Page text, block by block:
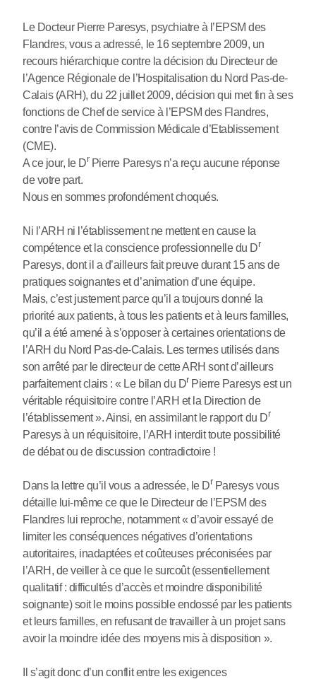
Le Docteur Pierre Paresys, psychiatre à l’EPSM des
Flandres, vous a adressé, le 16 septembre 2009, un
recours hiérarchique contre la décision du Directeur de
l’Agence Régionale de l’Hospitalisation du Nord Pas-de-
Calais (ARH), du 22 juillet 2009, décision qui met fin à ses
fonctions de Chef de service à l’EPSM des Flandres,
contre l’avis de Commission Médicale d’Etablissement
(CME).
A ce jour, le Dr Pierre Paresys n’a reçu aucune réponse
de votre part.
Nous en sommes profondément choqués.
Ni l’ARH ni l’établissement ne mettent en cause la
compétence et la conscience professionnelle du Dr
Paresys, dont il a d’ailleurs fait preuve durant 15 ans de
pratiques soignantes et d’animation d’une équipe.
Mais, c’est justement parce qu’il a toujours donné la
priorité aux patients, à tous les patients et à leurs familles,
qu’il a été amené à s’opposer à certaines orientations de
l’ARH du Nord Pas-de-Calais. Les termes utilisés dans
son arrêté par le directeur de cette ARH sont d’ailleurs
parfaitement clairs : « Le bilan du Dr Pierre Paresys est un
véritable réquisitoire contre l’ARH et la Direction de
l’établissement ». Ainsi, en assimilant le rapport du Dr
Paresys à un réquisitoire, l’ARH interdit toute possibilité
de débat ou de discussion contradictoire !
Dans la lettre qu’il vous a adressée, le Dr Paresys vous
détaille lui-même ce que le Directeur de l’EPSM des
Flandres lui reproche, notamment « d’avoir essayé de
limiter les conséquences négatives d’orientations
autoritaires, inadaptées et coûteuses préconisées par
l’ARH, de veiller à ce que le surcoût (essentiellement
qualitatif : difficultés d’accès et moindre disponibilité
soignante) soit le moins possible endossé par les patients
et leurs familles, en refusant de travailler à un projet sans
avoir la moindre idée des moyens mis à disposition ».
Il s’agit donc d’un conflit entre les exigences